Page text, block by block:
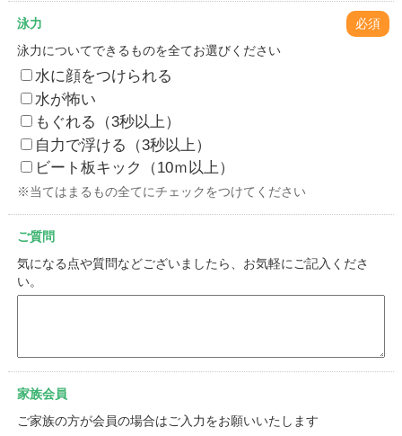
泳力
必須
泳力についてできるものを全てお選びください
水に顔をつけられる
水が怖い
もぐれる（3秒以上）
自力で浮ける（3秒以上）
ビート板キック（10ｍ以上）
※当てはまるもの全てにチェックをつけてください
ご質問
気になる点や質問などございましたら、お気軽にご記入くださ
い。
家族会員
ご家族の方が会員の場合はご入力をお願いいたします